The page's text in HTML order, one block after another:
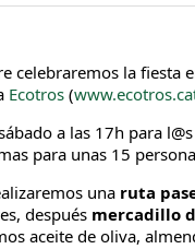
celebraremos la fiesta
Ecotros (
a las 17h para
para unas 15
una ruta
después mercadillo
aceite de oliva,